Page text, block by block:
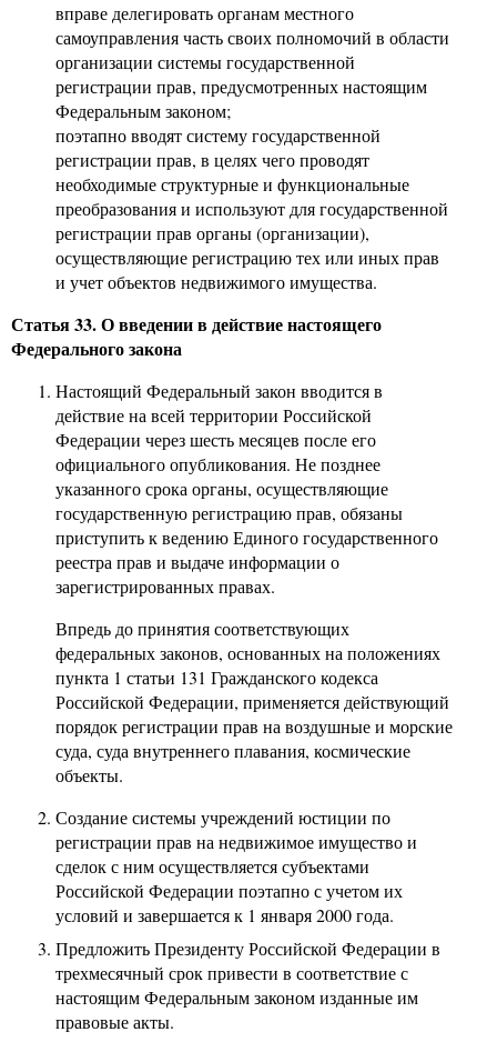
вправе делегировать органам местного
самоуправления часть своих полномочий в области
организации системы государственной
регистрации прав, предусмотренных настоящим
Федеральным законом;
поэтапно вводят систему государственной
регистрации прав, в целях чего проводят
необходимые структурные и функциональные
преобразования и используют для государственной
регистрации прав органы (организации),
осуществляющие регистрацию тех или иных прав
и учет объектов недвижимого имущества.
Статья 33. О введении в действие настоящего
Федерального закона
Настоящий Федеральный закон вводится в
действие на всей территории Российской
Федерации через шесть месяцев после его
официального опубликования. Не позднее
указанного срока органы, осуществляющие
государственную регистрацию прав, обязаны
приступить к ведению Единого государственного
реестра прав и выдаче информации о
зарегистрированных правах.
Впредь до принятия соответствующих
федеральных законов, основанных на положениях
пункта 1 статьи 131 Гражданского кодекса
Российской Федерации, применяется действующий
порядок регистрации прав на воздушные и морские
суда, суда внутреннего плавания, космические
объекты.
Создание системы учреждений юстиции по
регистрации прав на недвижимое имущество и
сделок с ним осуществляется субъектами
Российской Федерации поэтапно с учетом их
условий и завершается к 1 января 2000 года.
Предложить Президенту Российской Федерации в
трехмесячный срок привести в соответствие с
настоящим Федеральным законом изданные им
правовые акты.